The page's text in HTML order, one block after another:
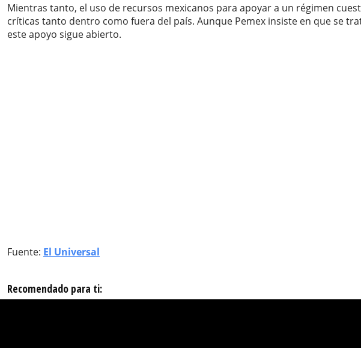
Mientras tanto, el uso de recursos mexicanos para apoyar a un régimen
críticas tanto dentro como fuera del país. Aunque Pemex insiste en que se
este apoyo sigue abierto.
Fuente: El Universal
Recomendado para ti: